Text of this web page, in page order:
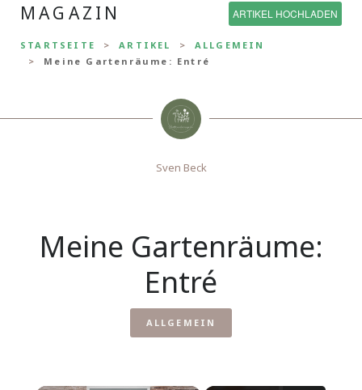
MAGAZIN ARTIKEL HOCHLADEN
STARTSEITE ARTIKEL
ALLGEMEIN
Meine Gartenräume: Entré
Sven Beck
Meine Gartenräume:
Entré
ALLGEMEIN